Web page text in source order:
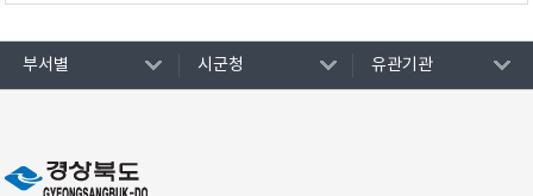
부서별 시군청 유관기관